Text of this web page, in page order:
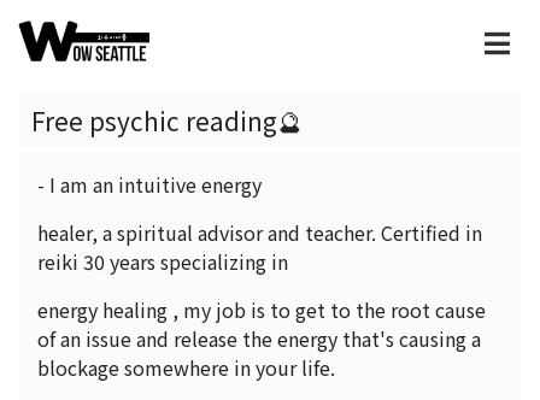
Free psychic reading🔮
- I am an intuitive energy
healer, a spiritual advisor and teacher. Certified in
reiki 30 years specializing in
energy healing , my job is to get to the root cause
of an issue and release the energy that's causing a
blockage somewhere in your life.